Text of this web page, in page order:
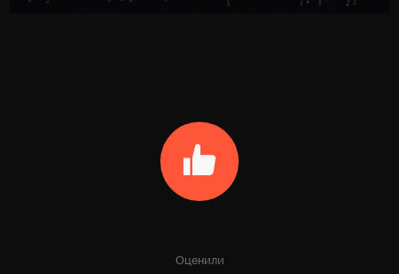
Оценили